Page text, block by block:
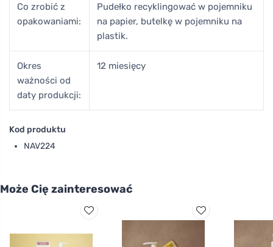
Co zrobić z
opakowaniami:
Pudełko recyklingować w pojemniku
na papier, butelkę w pojemniku na
plastik.
Okres
ważności od
daty produkcji:
12 miesięcy
Kod produktu
NAV224
Może Cię zainteresować